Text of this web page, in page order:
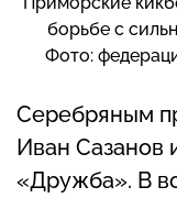
борьбе с
Фото:
Серебряным
Иван Сазанов
«Дружба». В